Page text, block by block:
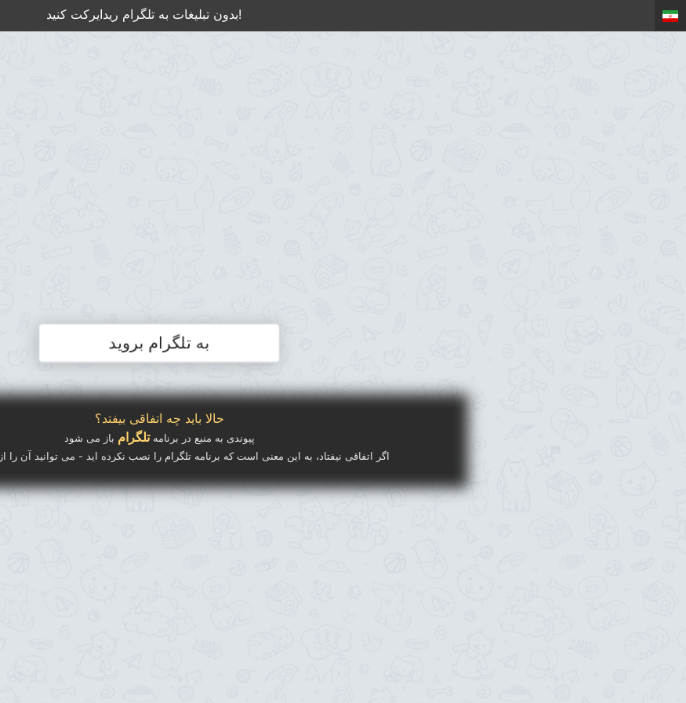
بدون تبلیغات به تلگرام ریدایرکت کنید!
به تلگرام بروید
حالا باید چه اتفاقی بیفتد؟
پیوندی به منبع در برنامهتلگرام باز می شود
اگر اتفاقی نیفتاد، به این معنی است که برنامه تلگرام را نصب نکرده اید - می توانید آن را از